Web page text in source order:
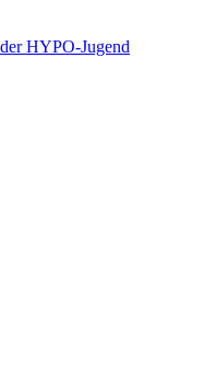
HYPO-Jugend